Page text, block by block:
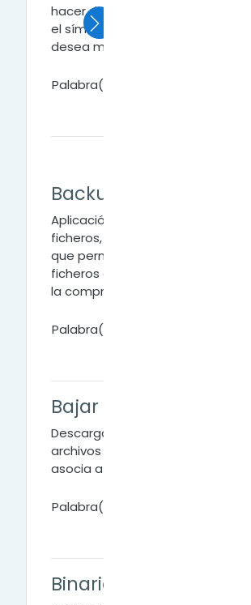
hacer dicha mención se debe
el símbolo arroba (@) al nombre
desea mencionar.
Palabra(s) clave:
Backup
Aplicación de copia de seguridad
ficheros, carpetas o unidades
que permite dividir la información
ficheros en varios disquetes y
la comprime.
Palabra(s) clave:
Bajar
Descargar o transferir a nuestro
archivos de Internet. En inglés el
asocia a la palabra Download
Palabra(s) clave:
Binario